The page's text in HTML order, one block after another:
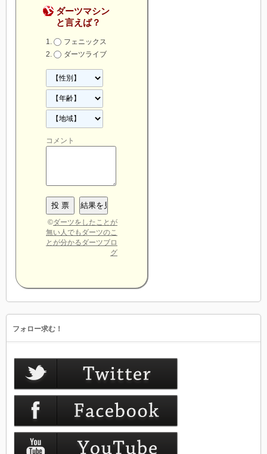
ダーツマシン
と言えば？
フェニックス
ダーツライブ
コメント
©ダーツをしたことが
無い人でもダーツのこ
とが分かるダーツブロ
グ
フォロー求む！